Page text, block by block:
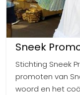
Sneek
Stichting Sneek
promoten van
woord en het